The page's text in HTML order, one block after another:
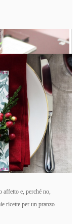
e, perché no,
ricette per un pranzo